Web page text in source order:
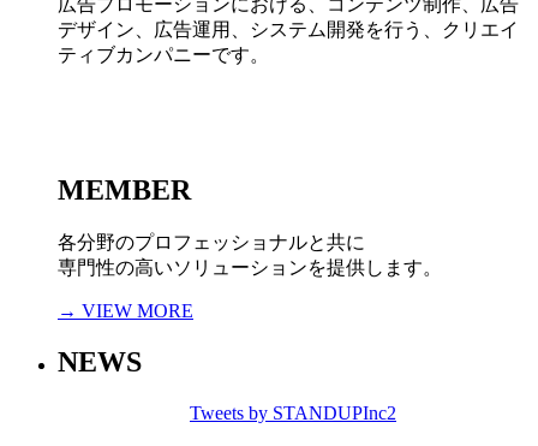
広告プロモーションにおける、コンテンツ制作、広告
デザイン、広告運用、システム開発を行う、
クリエイ
ティブカンパニーです。
MEMBER
各分野のプロフェッショナルと共に
専門性の高いソリューションを提供します。
→ VIEW MORE
NEWS
Tweets by STANDUPInc2